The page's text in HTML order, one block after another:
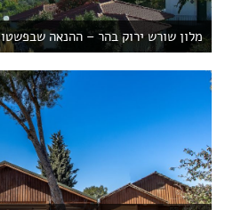
מלון שורש ירוק בהר – ההנאה